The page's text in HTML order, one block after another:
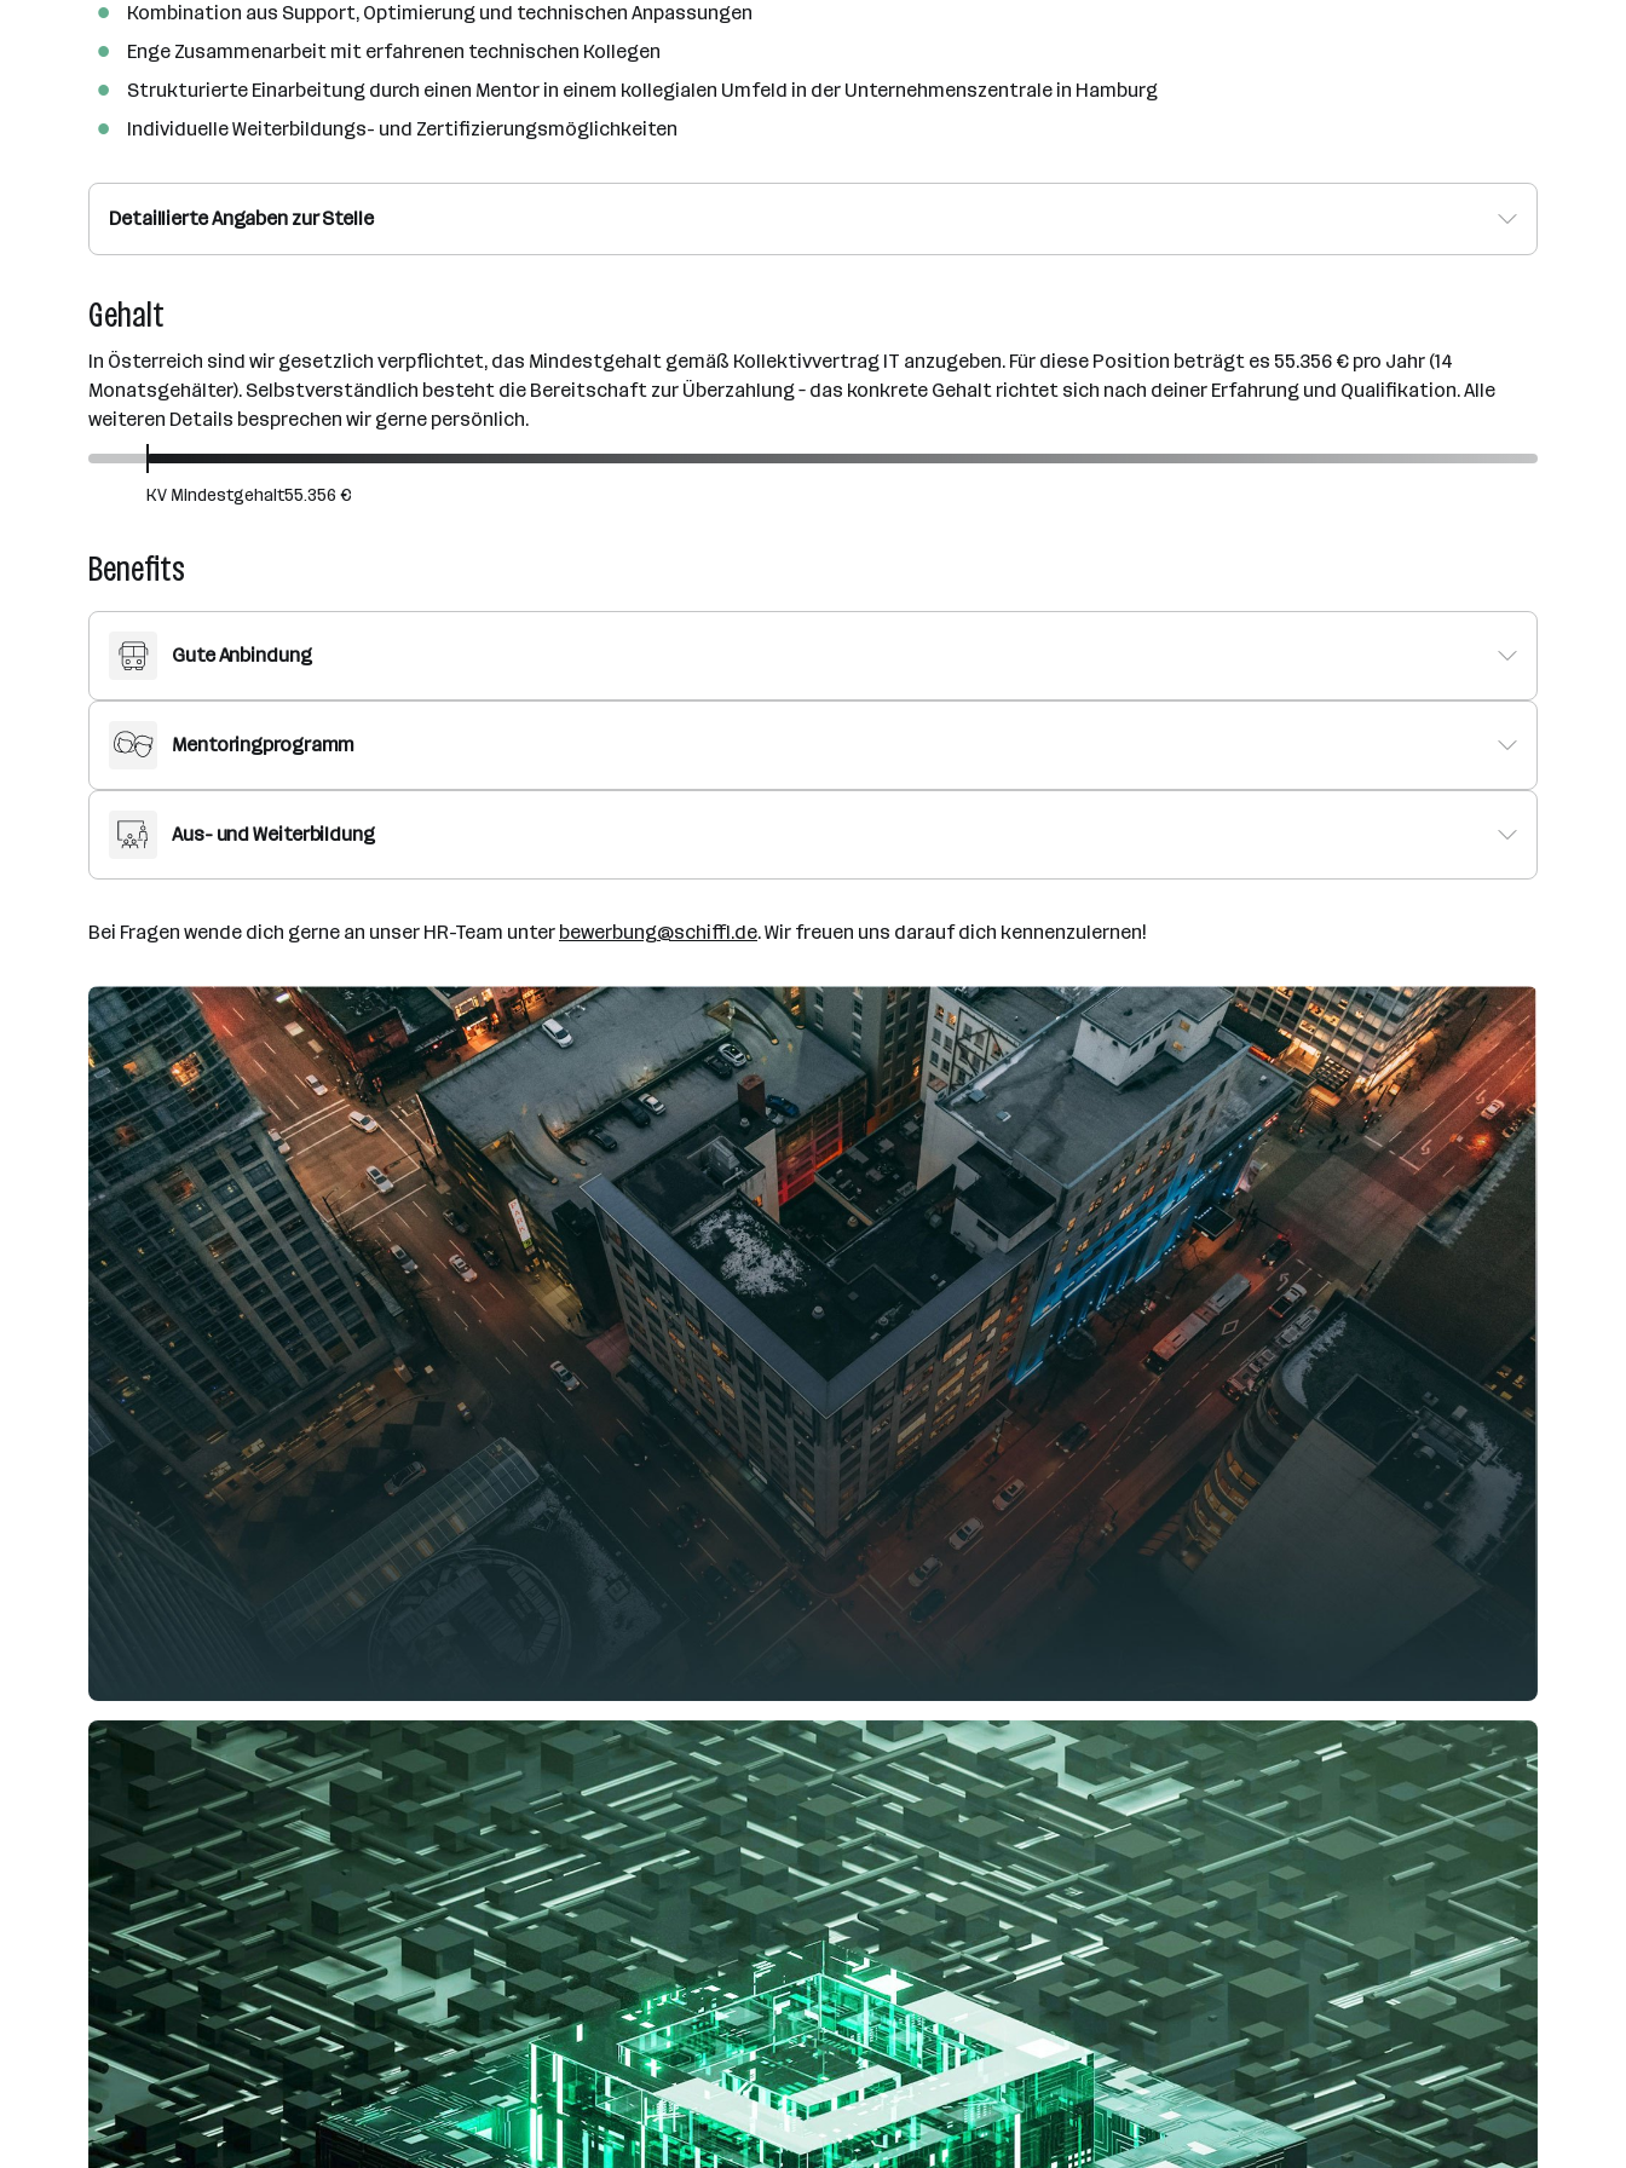
Kombination aus Support, Optimierung und technischen Anpassungen
Enge Zusammenarbeit mit erfahrenen technischen Kollegen
Strukturierte Einarbeitung durch einen Mentor in einem kollegialen Umfeld in der Unternehmenszentrale in Hamburg
Individuelle Weiterbildungs- und Zertifizierungsmöglichkeiten
Detaillierte Angaben zur Stelle
Gehalt
In Österreich sind wir gesetzlich verpflichtet, das Mindestgehalt gemäß Kollektivvertrag IT anzugeben. Für diese Position beträgt es 55.356 € pro Jahr (14
Monatsgehälter). Selbstverständlich besteht die Bereitschaft zur Überzahlung – das konkrete Gehalt richtet sich nach deiner Erfahrung und Qualifikation. Alle
weiteren Details besprechen wir gerne persönlich.
KV Mindestgehalt55.356 €
Benefits
Gute Anbindung
Mentoringprogramm
Aus- und Weiterbildung
Bei Fragen wende dich gerne an unser HR-Team unter bewerbung@schiffl.de. Wir freuen uns darauf dich kennenzulernen!